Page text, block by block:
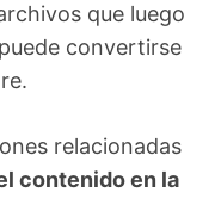
que luego
convertirse
relacionadas
contenido en la